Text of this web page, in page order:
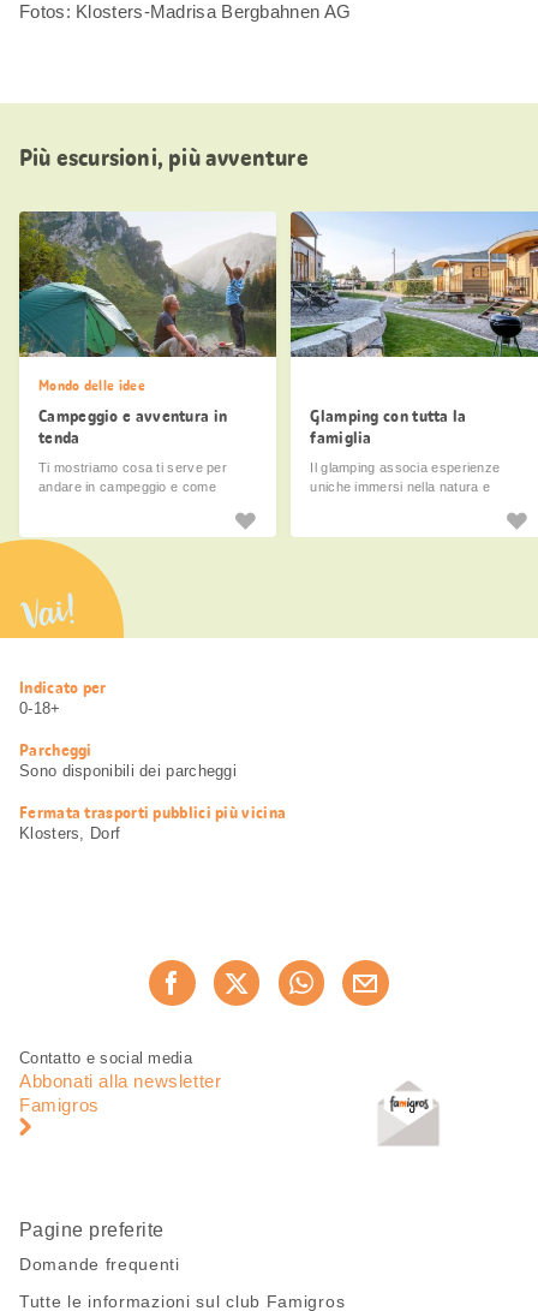
Fotos: Klosters-Madrisa Bergbahnen AG
Più escursioni, più avventure
Mondo delle idee
Campeggio e avventura in
tenda
Ti mostriamo cosa ti serve per
andare in campeggio e come
Glamping con tutta la
famiglia
Il glamping associa esperienze
uniche immersi nella natura e
Vai!
Informazioni
utili
Indicato per
0-18+
Parcheggi
Sono disponibili dei parcheggi
Fermata trasporti pubblici più vicina
Klosters, Dorf
Consiglia ora
Piè
pagina
Navigazione
pagina
Contatto e social media
Abbonati alla newsletter
Famigros
Pagine preferite
Domande frequenti
Tutte le informazioni sul club Famigros